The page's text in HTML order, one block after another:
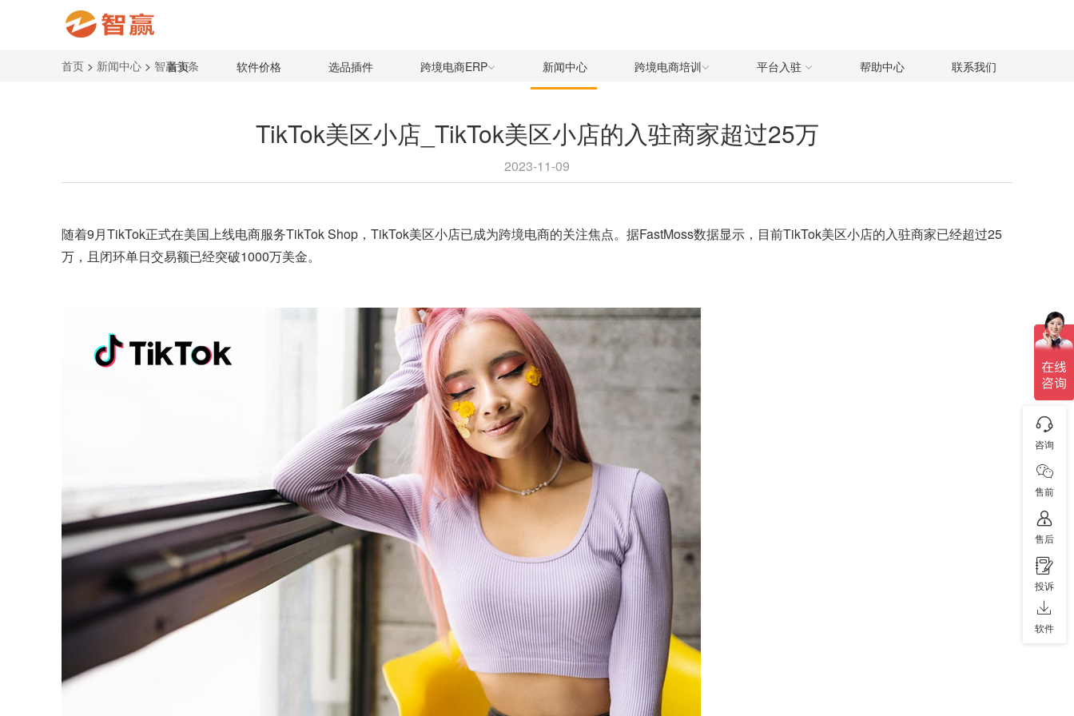
首页 软件价格 选品插件 跨境电商ERP 新闻中心 跨境电商培训 平台入驻 帮助中心 联系我们
首页 > 新闻中心 > 智赢头条
TikTok美区小店_TikTok美区小店的入驻商家超过25万
2023-11-09
随着9月TikTok正式在美国上线电商服务TikTok Shop，TikTok美区小店已成为跨境电商的关注焦点。据FastMoss数据显示，目前TikTok美区小店的入驻商家已经超过25
万，且闭环单日交易额已经突破1000万美金。
咨询
售前
售后
投诉
软件